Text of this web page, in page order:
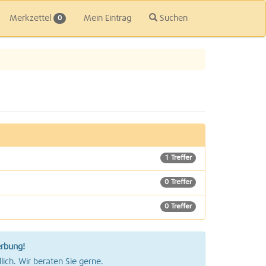
Merkzettel 0 Mein Eintrag Suchen
1 Treffer
0 Treffer
0 Treffer
Wir beraten Sie gerne.